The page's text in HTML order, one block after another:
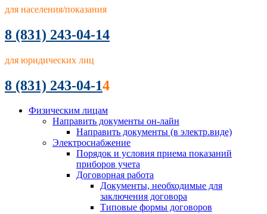
для населения/показания
8 (831) 243-04-14
для юридических лиц
8 (831) 243-04-14
Физическим лицам
Направить документы он-лайн
Направить документы (в электр.виде)
Электроснабжение
Порядок и условия приема показаний
приборов учета
Договорная работа
Документы, необходимые для
заключения договора
Типовые формы договоров